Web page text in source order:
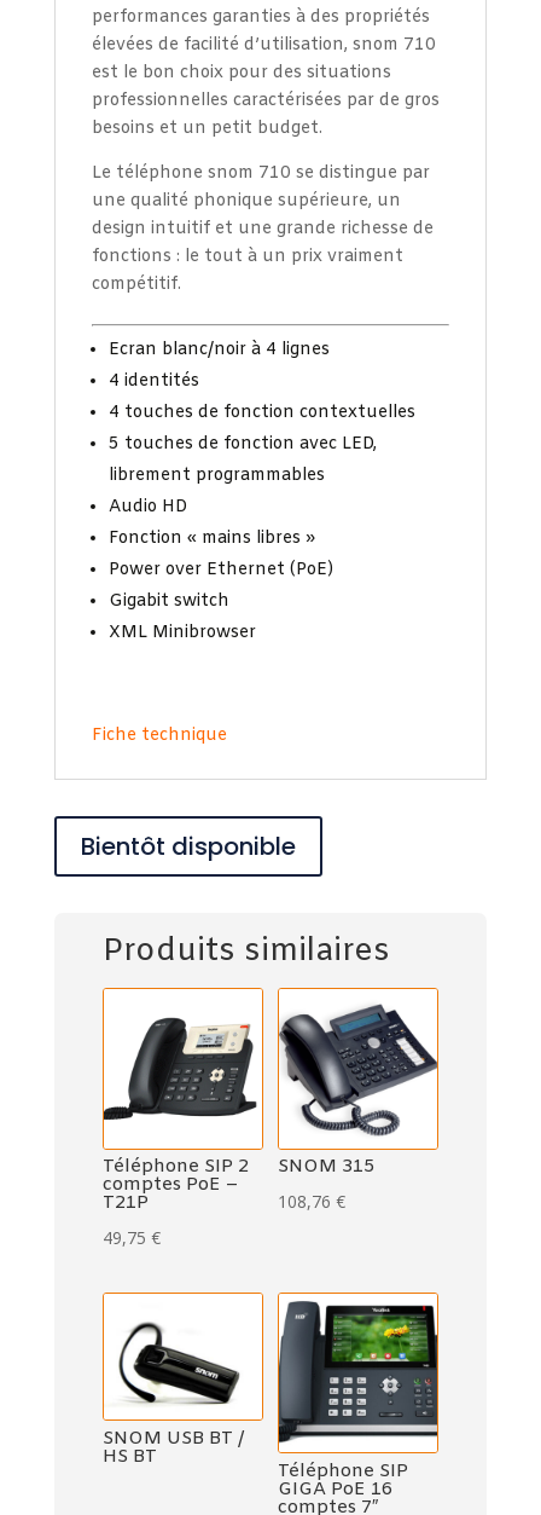
performances garanties à des propriétés
élevées de facilité d’utilisation, snom 710
est le bon choix pour des situations
professionnelles caractérisées par de gros
besoins et un petit budget.
Le téléphone snom 710 se distingue par
une qualité phonique supérieure, un
design intuitif et une grande richesse de
fonctions : le tout à un prix vraiment
compétitif.
Ecran blanc/noir à 4 lignes
4 identités
4 touches de fonction contextuelles
5 touches de fonction avec LED,
librement programmables
Audio HD
Fonction « mains libres »
Power over Ethernet (PoE)
Gigabit switch
XML Minibrowser
Fiche technique
Bientôt disponible
Produits similaires
Téléphone SIP 2
comptes PoE –
T21P
49,75 €
SNOM 315
108,76 €
SNOM USB BT /
HS BT
Téléphone SIP
GIGA PoE 16
comptes 7″